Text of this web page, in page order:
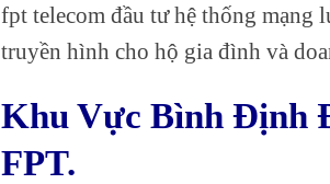
fpt telecom đầu tư hệ thống mạng
truyền hình cho hộ gia đình và
Khu Vực Bình Định
FPT.